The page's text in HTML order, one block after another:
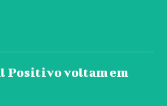
Positivo voltam em